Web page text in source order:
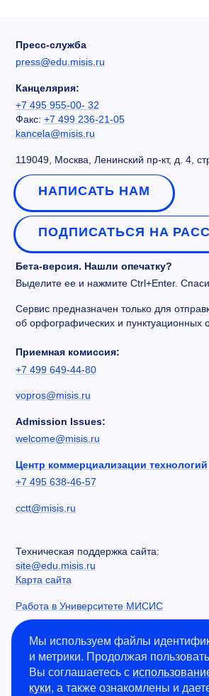
Пресс-служба
press@edu.misis.ru
Канцелярия:
+7 495 955-00- 32
Факс: +7 499 236-21-05
kancela@misis.ru
119049, Москва, Ленинский пр-кт, д. 4,
НАПИСАТЬ НАМ
ПОДПИСАТЬСЯ НА
Бета-версия. Нашли опечатку?
Выделите ее и нажмите Ctrl+Enter.
Сервис предназначен только для
об орфографических и пунктуационных
Приемная комиссия:
+7 499 649-44-80
vopros@misis.ru
Admission Issues:
welcome@misis.ru
Центр коммерциализации технологий
+7 495 638-46-57
cctt@misis.ru
Техническая поддержка сайта:
site@edu.misis.ru
Карта сайта
Работа в Университете МИСИС
Информация о закупках
Противодействие коррупции
Политика конфиденциальности
Мы используем файлы
и метрики. Продолжая
Вы соглашаетесь с
куки, а также ознакомлены и